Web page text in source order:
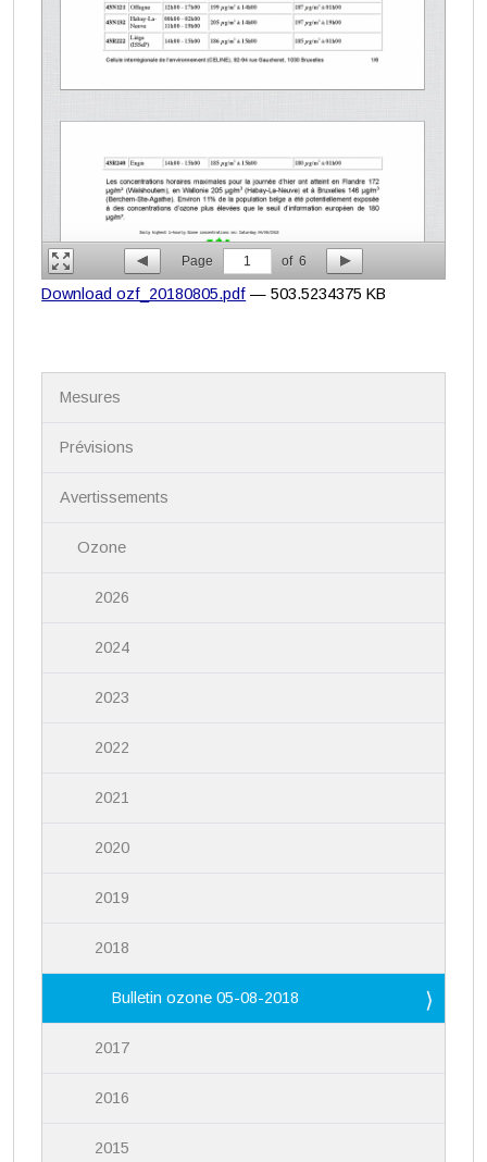
Page 1 of 6
Download ozf_20180805.pdf — 503.5234375 KB
Mesures
Prévisions
Avertissements
Ozone
2026
2024
2023
2022
2021
2020
2019
2018
Bulletin ozone 05-08-2018
2017
2016
2015